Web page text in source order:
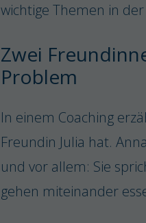
wichtige Themen in
Zwei
Problem
In einem Coaching
Freundin Julia hat.
und vor allem: Sie
gehen miteinander